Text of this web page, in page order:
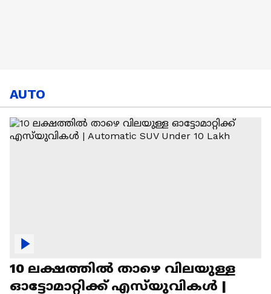
AUTO
10 ലക്ഷത്തിൽ താഴെ വിലയുള്ള
ഓട്ടോമാറ്റിക്ക് എസ്‍യുവികൾ |